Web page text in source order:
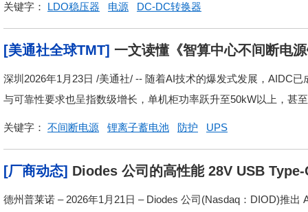
关键字： LDO稳压器 电源 DC-DC转换器
[美通社全球TMT] 一文读懂《智算中心不间断电
深圳2026年1月23日 /美通社/ -- 随着AI技术的爆发式发展，AIDC
与可靠性要求也呈指数级增长，单机柜功率跃升至50kW以上，甚
关键字： 不间断电源 锂离子蓄电池 防护 UPS
[厂商动态] Diodes 公司的高性能 28V USB
池供电设备的电源请求与输出
德州普莱诺 – 2026年1月21日 – Diodes 公司(Nasdaq：DIOD)推